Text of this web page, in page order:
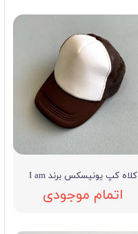
کلاه کپ یونیسکس برند I am
اتمام موجودی